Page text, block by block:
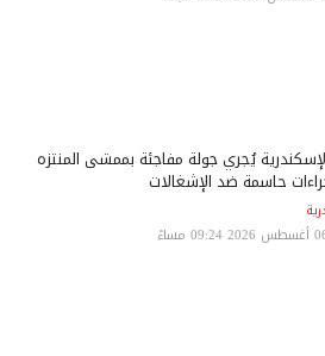
يُجري جولة مفاجئة بممشى المنتزه
حاسمة ضد الإشغالات